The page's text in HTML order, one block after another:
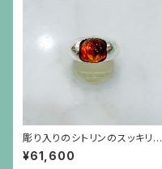
彫り入りのシトリンのスッキリと
したシルバー台のリング
¥61,600